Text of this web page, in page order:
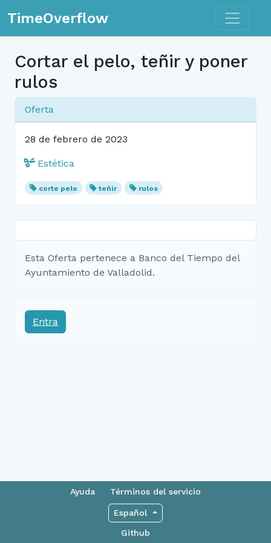
TimeOverflow Toggle
Cortar el pelo, teñir y poner
rulos
Oferta
28 de febrero de 2023
Estética
corte pelo teñir rulos
Esta Oferta pertenece a Banco del Tiempo del
Ayuntamiento de Valladolid.
Entra
Ayuda Términos del servicio
Español
Github